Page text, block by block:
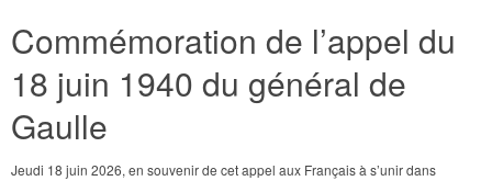
Commémoration de l’appel du
18 juin 1940 du général de
Gaulle
Jeudi 18 juin 2026, en souvenir de cet appel aux Français à s’unir dans